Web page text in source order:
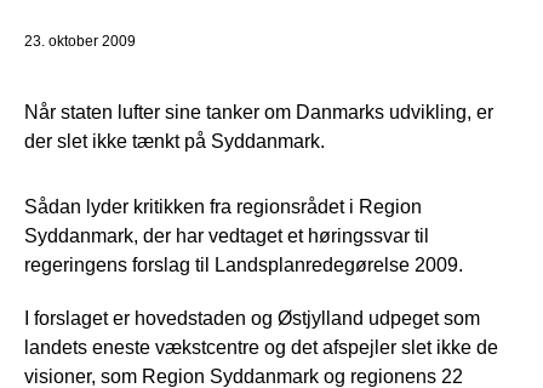
23. oktober 2009
Når staten lufter sine tanker om Danmarks udvikling, er
der slet ikke tænkt på Syddanmark.
Sådan lyder kritikken fra regionsrådet i Region
Syddanmark, der har vedtaget et høringssvar til
regeringens forslag til Landsplanredegørelse 2009.
I forslaget er hovedstaden og Østjylland udpeget som
landets eneste vækstcentre og det afspejler slet ikke de
visioner, som Region Syddanmark og regionens 22